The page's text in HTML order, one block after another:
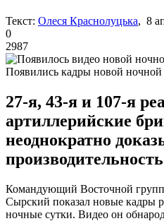
Текст: Олеся Краснолуцька, 8
0
2987
Появились кадры новой
27-я, 43-я и 107-я
артиллерийские
неоднократно
Командующий Восточной
Сырский показал новые кадры
ночные сутки. Видео он